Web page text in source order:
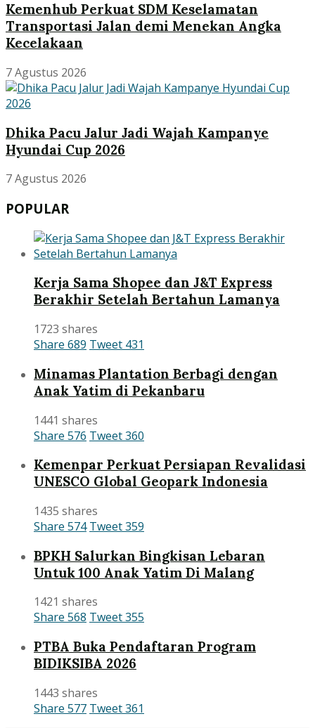
Kemenhub Perkuat SDM Keselamatan
Transportasi Jalan demi Menekan Angka
Kecelakaan
7 Agustus 2026
Dhika Pacu Jalur Jadi Wajah Kampanye
Hyundai Cup 2026
7 Agustus 2026
POPULAR
Kerja Sama Shopee dan J&T Express
Berakhir Setelah Bertahun Lamanya
1723 shares
Share 689 Tweet 431
Minamas Plantation Berbagi dengan
Anak Yatim di Pekanbaru
1441 shares
Share 576 Tweet360
Kemenpar Perkuat Persiapan Revalidasi
UNESCO Global Geopark Indonesia
1435 shares
Share 574 Tweet359
BPKH Salurkan Bingkisan Lebaran
Untuk 100 Anak Yatim Di Malang
1421 shares
Share 568 Tweet355
PTBA Buka Pendaftaran Program
BIDIKSIBA 2026
1443 shares
Share 577 Tweet361